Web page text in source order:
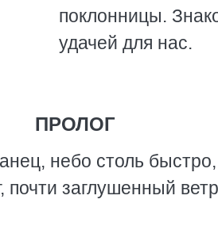
поклонницы.
удачей для нас.
ПРОЛОГ
небо столь
почти заглушенный